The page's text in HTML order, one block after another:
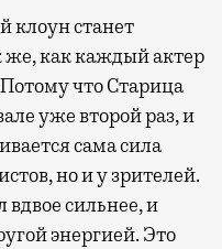
клоун станет
же, как каждый актер
что Старица
уже второй раз, и
сама сила
но и у зрителей.
сильнее, и
энергией. Это